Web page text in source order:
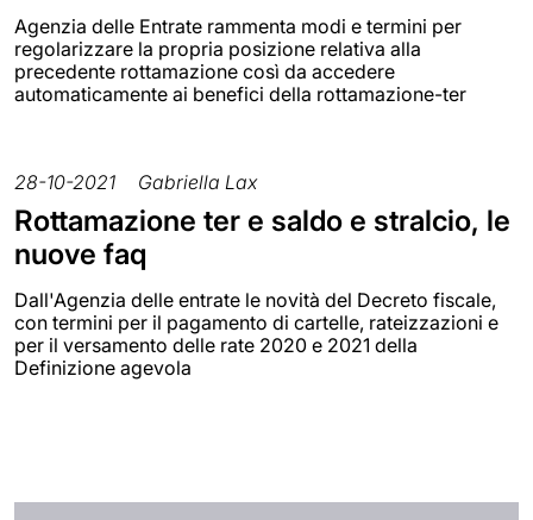
Agenzia delle Entrate rammenta modi e termini per
regolarizzare la propria posizione relativa alla
precedente rottamazione così da accedere
automaticamente ai benefici della rottamazione-ter
28-10-2021 Gabriella Lax
Rottamazione ter e saldo e stralcio, le
nuove faq
Dall'Agenzia delle entrate le novità del Decreto fiscale,
con termini per il pagamento di cartelle, rateizzazioni e
per il versamento delle rate 2020 e 2021 della
Definizione agevola